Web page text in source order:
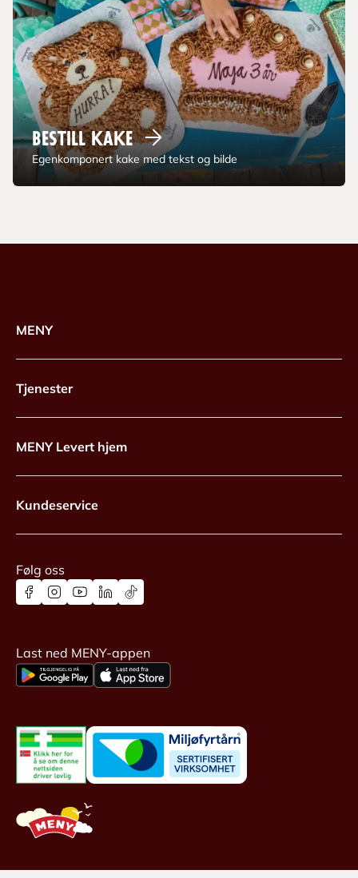
Bestill kake
Egenkomponert kake med tekst og bilde
MENY
Tjenester
MENY Levert hjem
Kundeservice
Følg oss
Last ned MENY-appen